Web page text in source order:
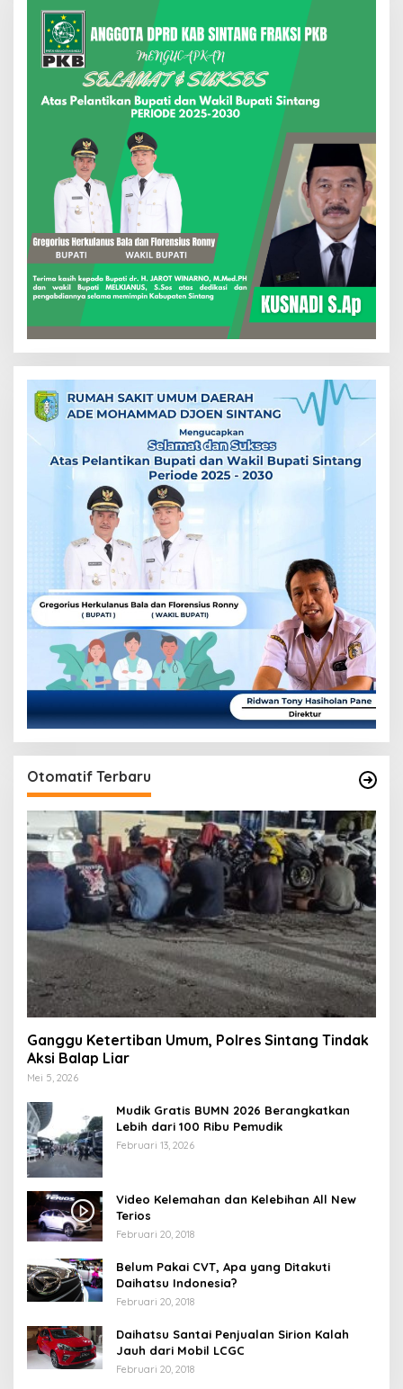
Otomatif Terbaru
Ganggu Ketertiban Umum, Polres Sintang Tindak
Aksi Balap Liar
Mei 5, 2026
Mudik Gratis BUMN 2026 Berangkatkan
Lebih dari 100 Ribu Pemudik
Februari 13, 2026
Video Kelemahan dan Kelebihan All New
Terios
Februari 20, 2018
Belum Pakai CVT, Apa yang Ditakuti
Daihatsu Indonesia?
Februari 20, 2018
Daihatsu Santai Penjualan Sirion Kalah
Jauh dari Mobil LCGC
Februari 20, 2018